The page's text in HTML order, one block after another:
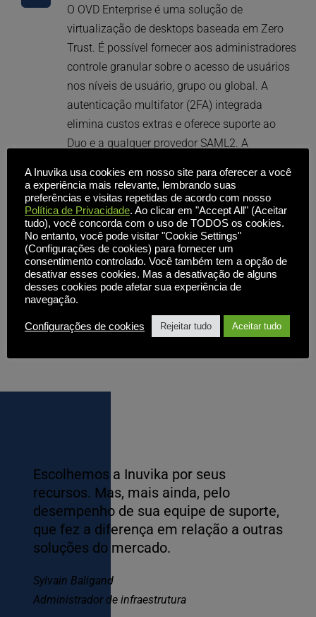
O OVD Enterprise é uma solução de
virtualização de desktops baseada em Zero
Trust. É possível fornecer aos administradores
controle granular sobre o acesso de usuários
nos níveis de usuário, grupo ou global. A
autenticação multifator (2FA) integrada
elimina custos extras e oferece suporte ao
Duo e a qualquer provedor SAML2. A
aplicativos é criptografada, oferecendo uma
alternativa segura às VPNs.
Baixo custo de propriedade
O OVD Enterprise pode ser implementado por
soluções de virtualização de desktop, como
Escolhemos a Inuvika por seus
recursos. Mas, mais ainda, pelo
desempenho de sua equipe de suporte,
que fez a diferença em relação a outras
soluções do mercado.
Sylvain Baligand
Administrador de infraestrutura
A Inuvika usa cookies em nosso site para oferecer a você
a experiência mais relevante, lembrando suas
preferências e visitas repetidas de acordo com nosso
Política de Privacidade. Ao clicar em "Accept All" (Aceitar
tudo), você concorda com o uso de TODOS os cookies.
No entanto, você pode visitar "Cookie Settings"
(Configurações de cookies) para fornecer um
consentimento controlado. Você também tem a opção de
desativar esses cookies. Mas a desativação de alguns
desses cookies pode afetar sua experiência de
navegação.
Configurações de cookies Rejeitar tudo Aceitar tudo